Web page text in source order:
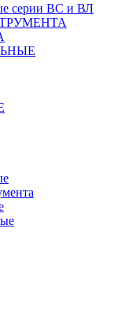
серии ВС и ВЛ